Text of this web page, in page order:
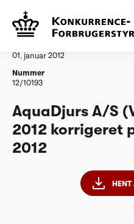
Vandtilsyn
01. januar 2012
Nummer
12/10193
AquaDjurs A/S
2012 korrigeret
2012